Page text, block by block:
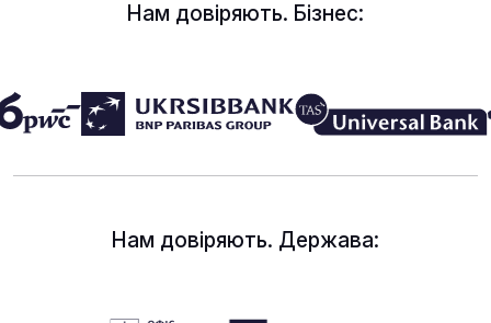
Нам довіряють. Бізнес:
Нам довіряють. Держава: